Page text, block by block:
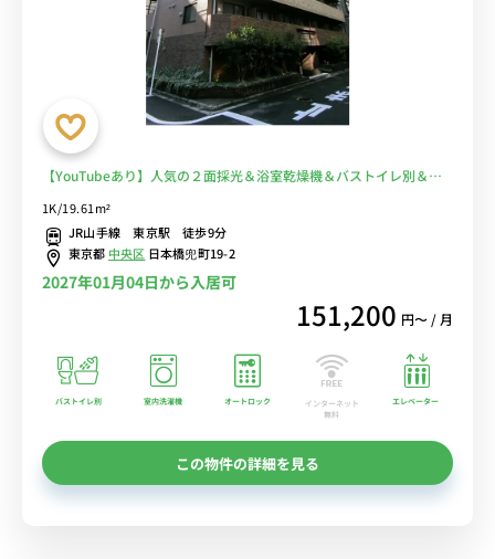
【YouTubeあり】人気の２面採光＆浴室乾燥機＆バストイレ別＆ガ
るWi-Fi格安レンタル中！
1K/19.61m²
JR山手線 東京駅 徒歩9分
東京都 中央区 日本橋兜町19-2
2027年01月04日から入居可
151,200 円〜 / 月
バストイレ別 室内洗濯機 オートロック
インターネット
無料
エレベーター
この物件の詳細を見る